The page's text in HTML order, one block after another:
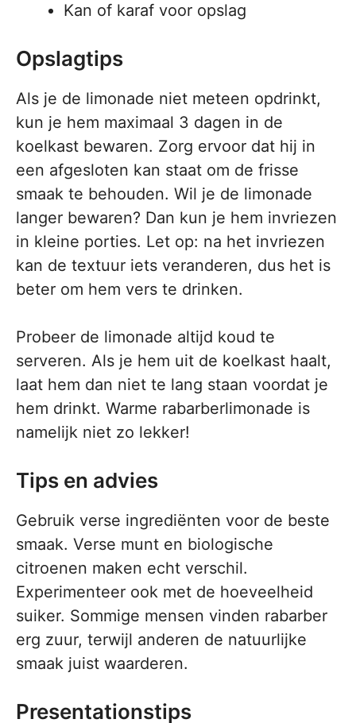
Kan of karaf voor opslag
Opslagtips
Als je de limonade niet meteen opdrinkt,
kun je hem maximaal 3 dagen in de
koelkast bewaren. Zorg ervoor dat hij in
een afgesloten kan staat om de frisse
smaak te behouden. Wil je de limonade
langer bewaren? Dan kun je hem invriezen
in kleine porties. Let op: na het invriezen
kan de textuur iets veranderen, dus het is
beter om hem vers te drinken.
Probeer de limonade altijd koud te
serveren. Als je hem uit de koelkast haalt,
laat hem dan niet te lang staan voordat je
hem drinkt. Warme rabarberlimonade is
namelijk niet zo lekker!
Tips en advies
Gebruik verse ingrediënten voor de beste
smaak. Verse munt en biologische
citroenen maken echt verschil.
Experimenteer ook met de hoeveelheid
suiker. Sommige mensen vinden rabarber
erg zuur, terwijl anderen de natuurlijke
smaak juist waarderen.
Presentationstips